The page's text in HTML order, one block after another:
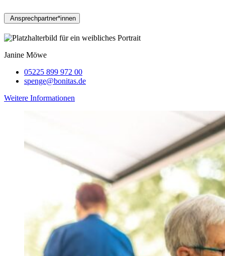
Ansprechpartner*innen
Janine Möwe
05225 899 972 00
spenge@bonitas.de
Weitere Informationen